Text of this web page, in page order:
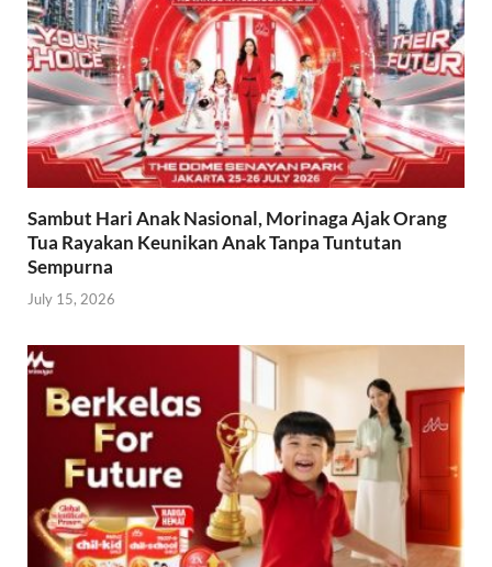
Sambut Hari Anak Nasional, Morinaga Ajak Orang
Tua Rayakan Keunikan Anak Tanpa Tuntutan
Sempurna
July 15, 2026